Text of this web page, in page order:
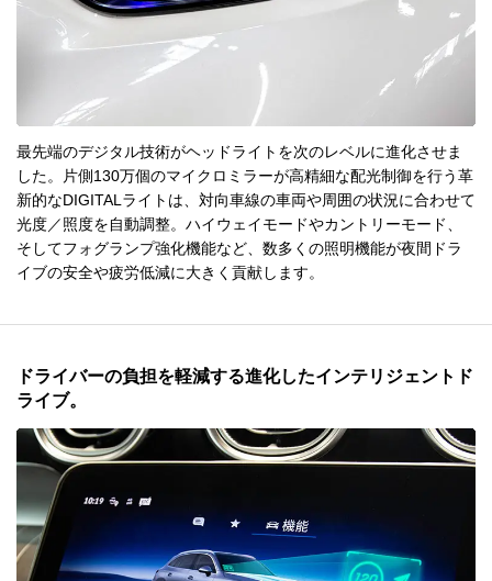
最先端のデジタル技術がヘッドライトを次のレベルに進化させま
した。片側130万個のマイクロミラーが高精細な配光制御を行う革
新的なDIGITALライトは、対向車線の車両や周囲の状況に合わせて
光度／照度を自動調整。ハイウェイモードやカントリーモード、
そしてフォグランプ強化機能など、数多くの照明機能が夜間ドラ
イブの安全や疲労低減に大きく貢献します。
ドライバーの負担を軽減する進化したインテリジェントド
ライブ。